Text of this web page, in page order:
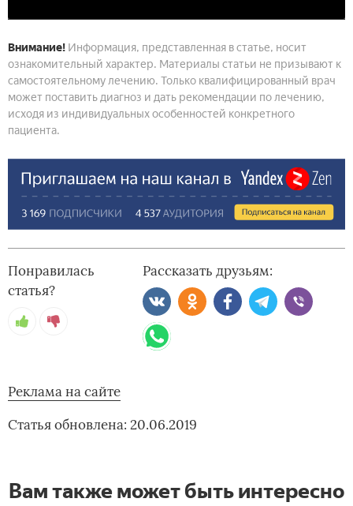
Внимание! Информация, представленная в статье, носит
ознакомительный характер. Материалы статьи не призывают к
самостоятельному лечению. Только квалифицированный врач
может поставить диагноз и дать рекомендации по лечению,
исходя из индивидуальных особенностей конкретного
пациента.
Понравилась
статья?
Рассказать друзьям:
Реклама на сайте
Статья обновлена: 20.06.2019
Вам также может быть интересно